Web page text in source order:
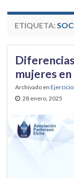
ETIQUETA:
mujeres
Archivado en
28 enero, 2025